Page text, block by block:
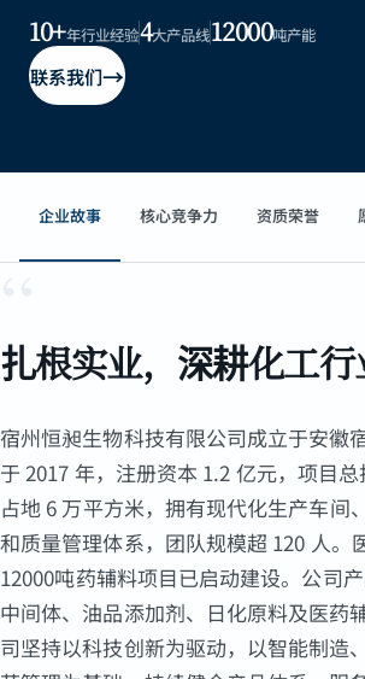
10+年行业经验4大产品线12000吨产能
联系我们→
企业故事 核心竞争力 资质荣誉
“
扎根实业，深耕化工
宿州恒昶生物科技有限公司成立于安徽
于 2017 年，注册资本 1.2 亿元，项目总
占地 6 万平方米，拥有现代化生产车间
和质量管理体系，团队规模超 120 人。
12000吨药辅料项目已启动建设。公司
中间体、油品添加剂、日化原料及医药
司坚持以科技创新为驱动，以智能制造